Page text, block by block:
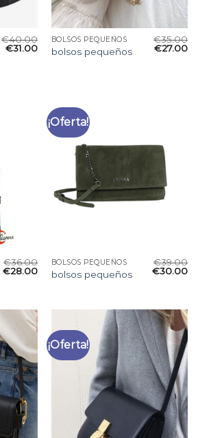
€40.00
€31.00
BOLSOS PEQUEÑOS
bolsos pequeños
€35.00
€27.00
€36.00
€28.00
¡Oferta!
BOLSOS PEQUEÑOS
bolsos pequeños
€39.00
€30.00
¡Oferta!